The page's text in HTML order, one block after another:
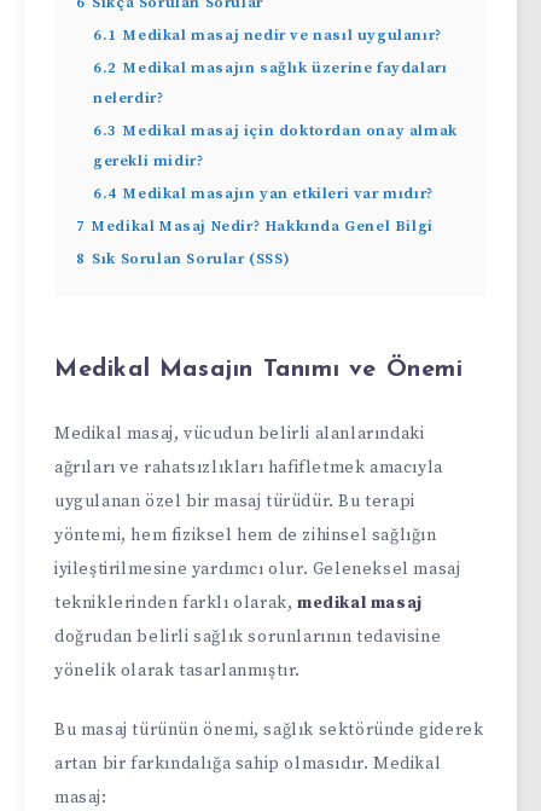
6.1 Medikal masaj nedir ve nasıl uygulanır?
6.2 Medikal masajın sağlık üzerine faydaları
nelerdir?
6.3 Medikal masaj için doktordan onay almak
gerekli midir?
6.4 Medikal masajın yan etkileri var mıdır?
7 Medikal Masaj Nedir? Hakkında Genel Bilgi
8 Sık Sorulan Sorular (SSS)
Medikal Masajın Tanımı ve Önemi
Medikal masaj, vücudun belirli alanlarındaki
ağrıları ve rahatsızlıkları hafifletmek amacıyla
uygulanan özel bir masaj türüdür. Bu terapi
yöntemi, hem fiziksel hem de zihinsel sağlığın
iyileştirilmesine yardımcı olur. Geleneksel masaj
tekniklerinden farklı olarak,medikal masaj
doğrudan belirli sağlık sorunlarının tedavisine
yönelik olarak tasarlanmıştır.
Bu masaj türünün önemi, sağlık sektöründe giderek
artan bir farkındalığa sahip olmasıdır. Medikal
masaj: